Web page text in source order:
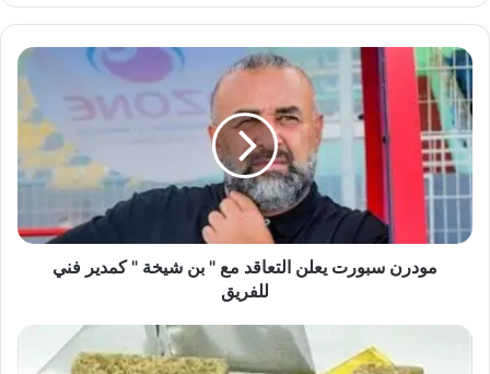
مودرن
سبورت
يعلن
التعاقد
مع
"
بن
"
مودرن سبورت يعلن التعاقد مع " بن شيخة " كمدير فني
للفريق
ضبط